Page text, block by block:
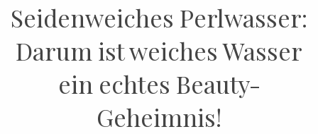
Seidenweiches Perlwasser:
Darum ist weiches Wasser
ein echtes Beauty-
Geheimnis!